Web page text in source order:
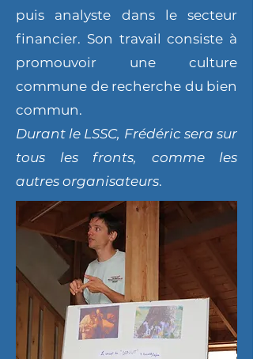
puis analyste dans le secteur
financier. Son travail consiste à
promouvoir une culture
commune de recherche du bien
commun.
Durant le LSSC, Frédéric sera sur
tous les fronts, comme les
autres organisateurs.